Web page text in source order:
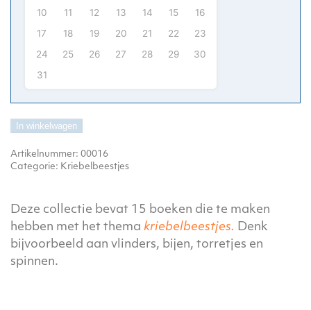
10
11 12 13 14 15
16
17
18 19 20 21 22
23
24
25 26 27 28 29
30
31
In winkelwagen
Artikelnummer: 00016
Categorie: Kriebelbeestjes
Deze collectie bevat 15 boeken die te maken
hebben met het thema kriebelbeestjes. Denk
bijvoorbeeld aan vlinders, bijen, torretjes en
spinnen.